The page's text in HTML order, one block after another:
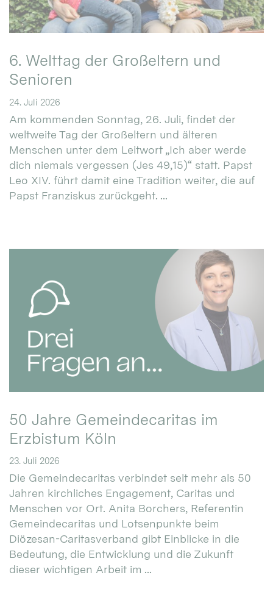
6. Welttag der Großeltern und
Senioren
24. Juli 2026
Am kommenden Sonntag, 26. Juli, findet der
weltweite Tag der Großeltern und älteren
Menschen unter dem Leitwort „Ich aber werde
dich niemals vergessen (Jes 49,15)“ statt. Papst
Leo XIV. führt damit eine Tradition weiter, die auf
Papst Franziskus zurückgeht. ...
50 Jahre Gemeindecaritas im
Erzbistum Köln
23. Juli 2026
Die Gemeindecaritas verbindet seit mehr als 50
Jahren kirchliches Engagement, Caritas und
Menschen vor Ort. Anita Borchers, Referentin
Gemeindecaritas und Lotsenpunkte beim
Diözesan-Caritasverband gibt Einblicke in die
Bedeutung, die Entwicklung und die Zukunft
dieser wichtigen Arbeit im ...